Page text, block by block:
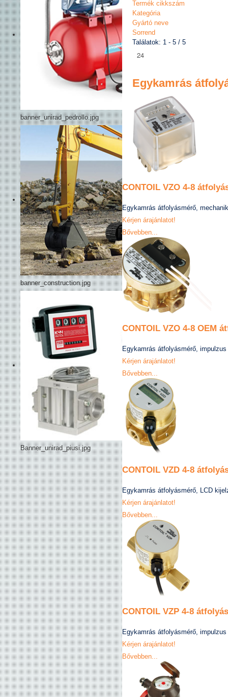
banner_unirad_pedrollo.jpg
banner_construction.jpg
Banner_unirad_piusi.jpg
Termék cikkszám
Kategória
Gyártó neve
Sorrend
Találatok: 1 - 5 / 5
Egykamrás
CONTOIL VZO 4-8
Egykamrás átfolyásmérő,
Kérjen árajánlatot!
Bővebben...
CONTOIL VZO 4-8 OEM
Egykamrás átfolyásmérő,
Kérjen árajánlatot!
Bővebben...
CONTOIL VZD 4-8
Egykamrás átfolyásmérő, LCD
Kérjen árajánlatot!
Bővebben...
CONTOIL VZP 4-8
Egykamrás átfolyásmérő,
Kérjen árajánlatot!
Bővebben...